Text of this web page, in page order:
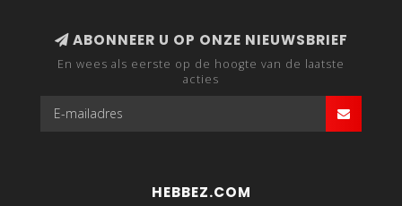
ABONNEER U OP ONZE NIEUWSBRIEF
En wees als eerste op de hoogte van de laatste
acties
HEBBEZ.COM